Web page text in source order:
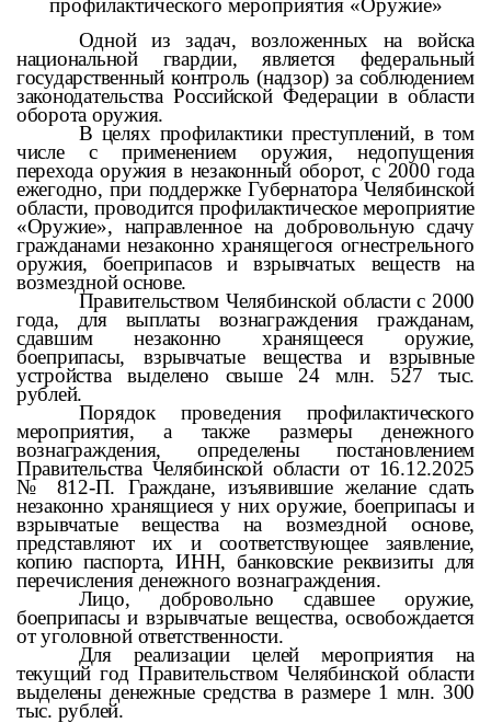
профилактического мероприятия «Оружие»
Одной из задач, возложенных на войска
национальной гвардии, является федеральный
государственный контроль (надзор) за соблюдением
законодательства Российской Федерации в области
оборота оружия.
В целях профилактики преступлений, в том
числе с применением оружия, недопущения
перехода оружия в незаконный оборот, с 2000 года
ежегодно, при поддержке Губернатора Челябинской
области, проводится профилактическое мероприятие
«Оружие», направленное на добровольную сдачу
гражданами незаконно хранящегося огнестрельного
оружия, боеприпасов и взрывчатых веществ на
возмездной основе.
Правительством Челябинской области с 2000
года, для выплаты вознаграждения гражданам,
сдавшим незаконно хранящееся оружие,
боеприпасы, взрывчатые вещества и взрывные
устройства выделено свыше 24 млн. 527 тыс.
рублей.
Порядок проведения профилактического
мероприятия, а также размеры денежного
вознаграждения, определены постановлением
Правительства Челябинской области от 16.12.2025
№ 812-П. Граждане, изъявившие желание сдать
незаконно хранящиеся у них оружие, боеприпасы и
взрывчатые вещества на возмездной основе,
представляют их и соответствующее заявление,
копию паспорта, ИНН, банковские реквизиты для
перечисления денежного вознаграждения.
Лицо, добровольно сдавшее оружие,
боеприпасы и взрывчатые вещества, освобождается
от уголовной ответственности.
Для реализации целей мероприятия на
текущий год Правительством Челябинской области
выделены денежные средства в размере 1 млн. 300
тыс. рублей.